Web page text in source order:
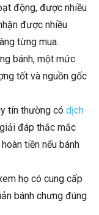
động, được nhiều
được nhiều
từng mua.
bánh, một mức
tốt và nguồn gốc
tín thường có dịch
đáp thắc mắc
tiền nếu bánh
họ có cung cấp
bánh chưng đúng